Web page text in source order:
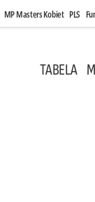
MP Masters Kobiet PLS
TABELA